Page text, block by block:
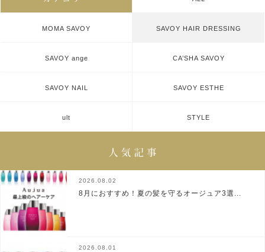
MOMA SAVOY SAVOY HAIR DRESSING
SAVOY ange CA’SHA SAVOY
SAVOY NAIL SAVOY ESTHE
ult STYLE
2026.08.02
8月におすすめ！夏の髪を守るオージュア3選...
2026.08.01